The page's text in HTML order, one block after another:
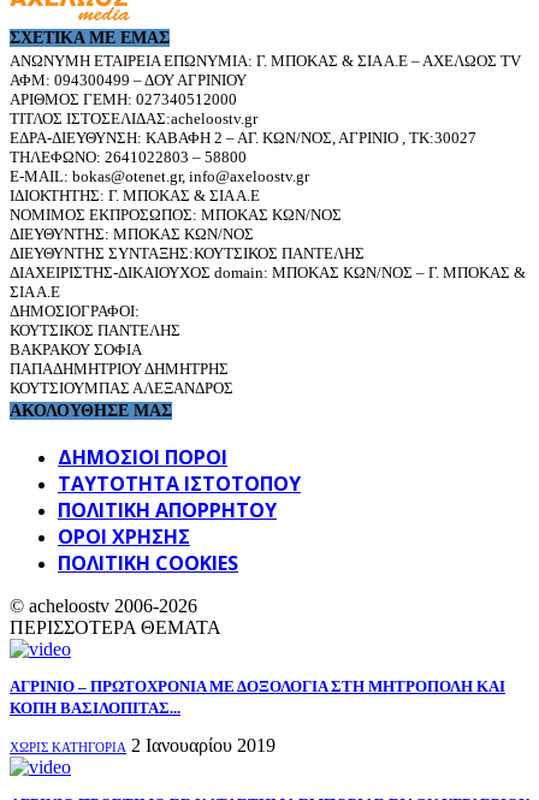
ΣΧΕΤΙΚΆ ΜΕ ΕΜΆΣ
ΑΝΩΝΥΜΗ ΕΤΑΙΡΕΙΑ ΕΠΩΝΥΜΙΑ: Γ. ΜΠΟΚΑΣ & ΣΙΑ Α.Ε – ΑΧΕΛΩΟΣ TV
ΑΦΜ: 094300499 – ΔΟΥ ΑΓΡΙΝΙΟΥ
ΑΡΙΘΜΟΣ ΓΕΜΗ: 027340512000
ΤΙΤΛΟΣ ΙΣΤΟΣΕΛΙΔΑΣ:acheloostv.gr
ΕΔΡΑ-ΔΙΕΥΘΥΝΣΗ: ΚΑΒΑΦΗ 2 – ΑΓ. ΚΩΝ/ΝΟΣ, ΑΓΡΙΝΙΟ , ΤΚ:30027
ΤΗΛΕΦΩΝΟ: 2641022803 – 58800
E-MAIL: bokas@otenet.gr, info@axeloostv.gr
ΙΔΙΟΚΤΗΤΗΣ: Γ. ΜΠΟΚΑΣ & ΣΙΑ Α.Ε
ΝΟΜΙΜΟΣ ΕΚΠΡΟΣΩΠΟΣ: ΜΠΟΚΑΣ ΚΩΝ/ΝΟΣ
ΔΙΕΥΘΥΝΤΗΣ: ΜΠΟΚΑΣ ΚΩΝ/ΝΟΣ
ΔΙΕΥΘΥΝΤΗΣ ΣΥΝΤΑΞΗΣ:ΚΟΥΤΣΙΚΟΣ ΠΑΝΤΕΛΗΣ
ΔΙΑΧΕΙΡΙΣΤΗΣ-ΔΙΚΑΙΟΥΧΟΣ domain: ΜΠΟΚΑΣ ΚΩΝ/ΝΟΣ – Γ. ΜΠΟΚΑΣ &
ΣΙΑ Α.Ε
ΔΗΜΟΣΙΟΓΡΑΦΟΙ:
ΚΟΥΤΣΙΚΟΣ ΠΑΝΤΕΛΗΣ
ΒΑΚΡΑΚΟΥ ΣΟΦΙΑ
ΠΑΠΑΔΗΜΗΤΡΙΟΥ ΔΗΜΗΤΡΗΣ
ΚΟΥΤΣΙΟΥΜΠΑΣ ΑΛΕΞΑΝΔΡΟΣ
ΑΚΟΛΟΥΘΗΣΕ ΜΑΣ
ΔΗΜΟΣΙΟΙ ΠΟΡΟΙ
ΤΑΥΤΌΤΗΤΑ ΙΣΤΌΤΟΠΟΥ
ΠΟΛΙΤΙΚΉ ΑΠΟΡΡΉΤΟΥ
ΌΡΟΙ ΧΡΉΣΗΣ
ΠΟΛΙΤΙΚΗ COOKIES
© acheloostv 2006-2026
ΠΕΡΙΣΣΟΤΕΡΑ ΘΕΜΑΤΑ
AΓΡΙΝΙΟ – ΠΡΩΤΟΧΡΟΝΙΑ ΜΕ ΔΟΞΟΛΟΓΙΑ ΣΤΗ ΜΗΤΡΟΠΟΛΗ ΚΑΙ
ΚΟΠΗ ΒΑΣΙΛΟΠΙΤΑΣ...
ΧΩΡΊΣ ΚΑΤΗΓΟΡΊΑ 2 Ιανουαρίου 2019